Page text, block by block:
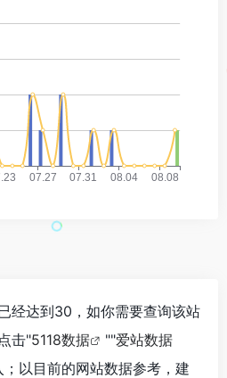
经达到30，如你需要查询该站
击"5118数据 ""爱站数据
；以目前的网站数据参考，建